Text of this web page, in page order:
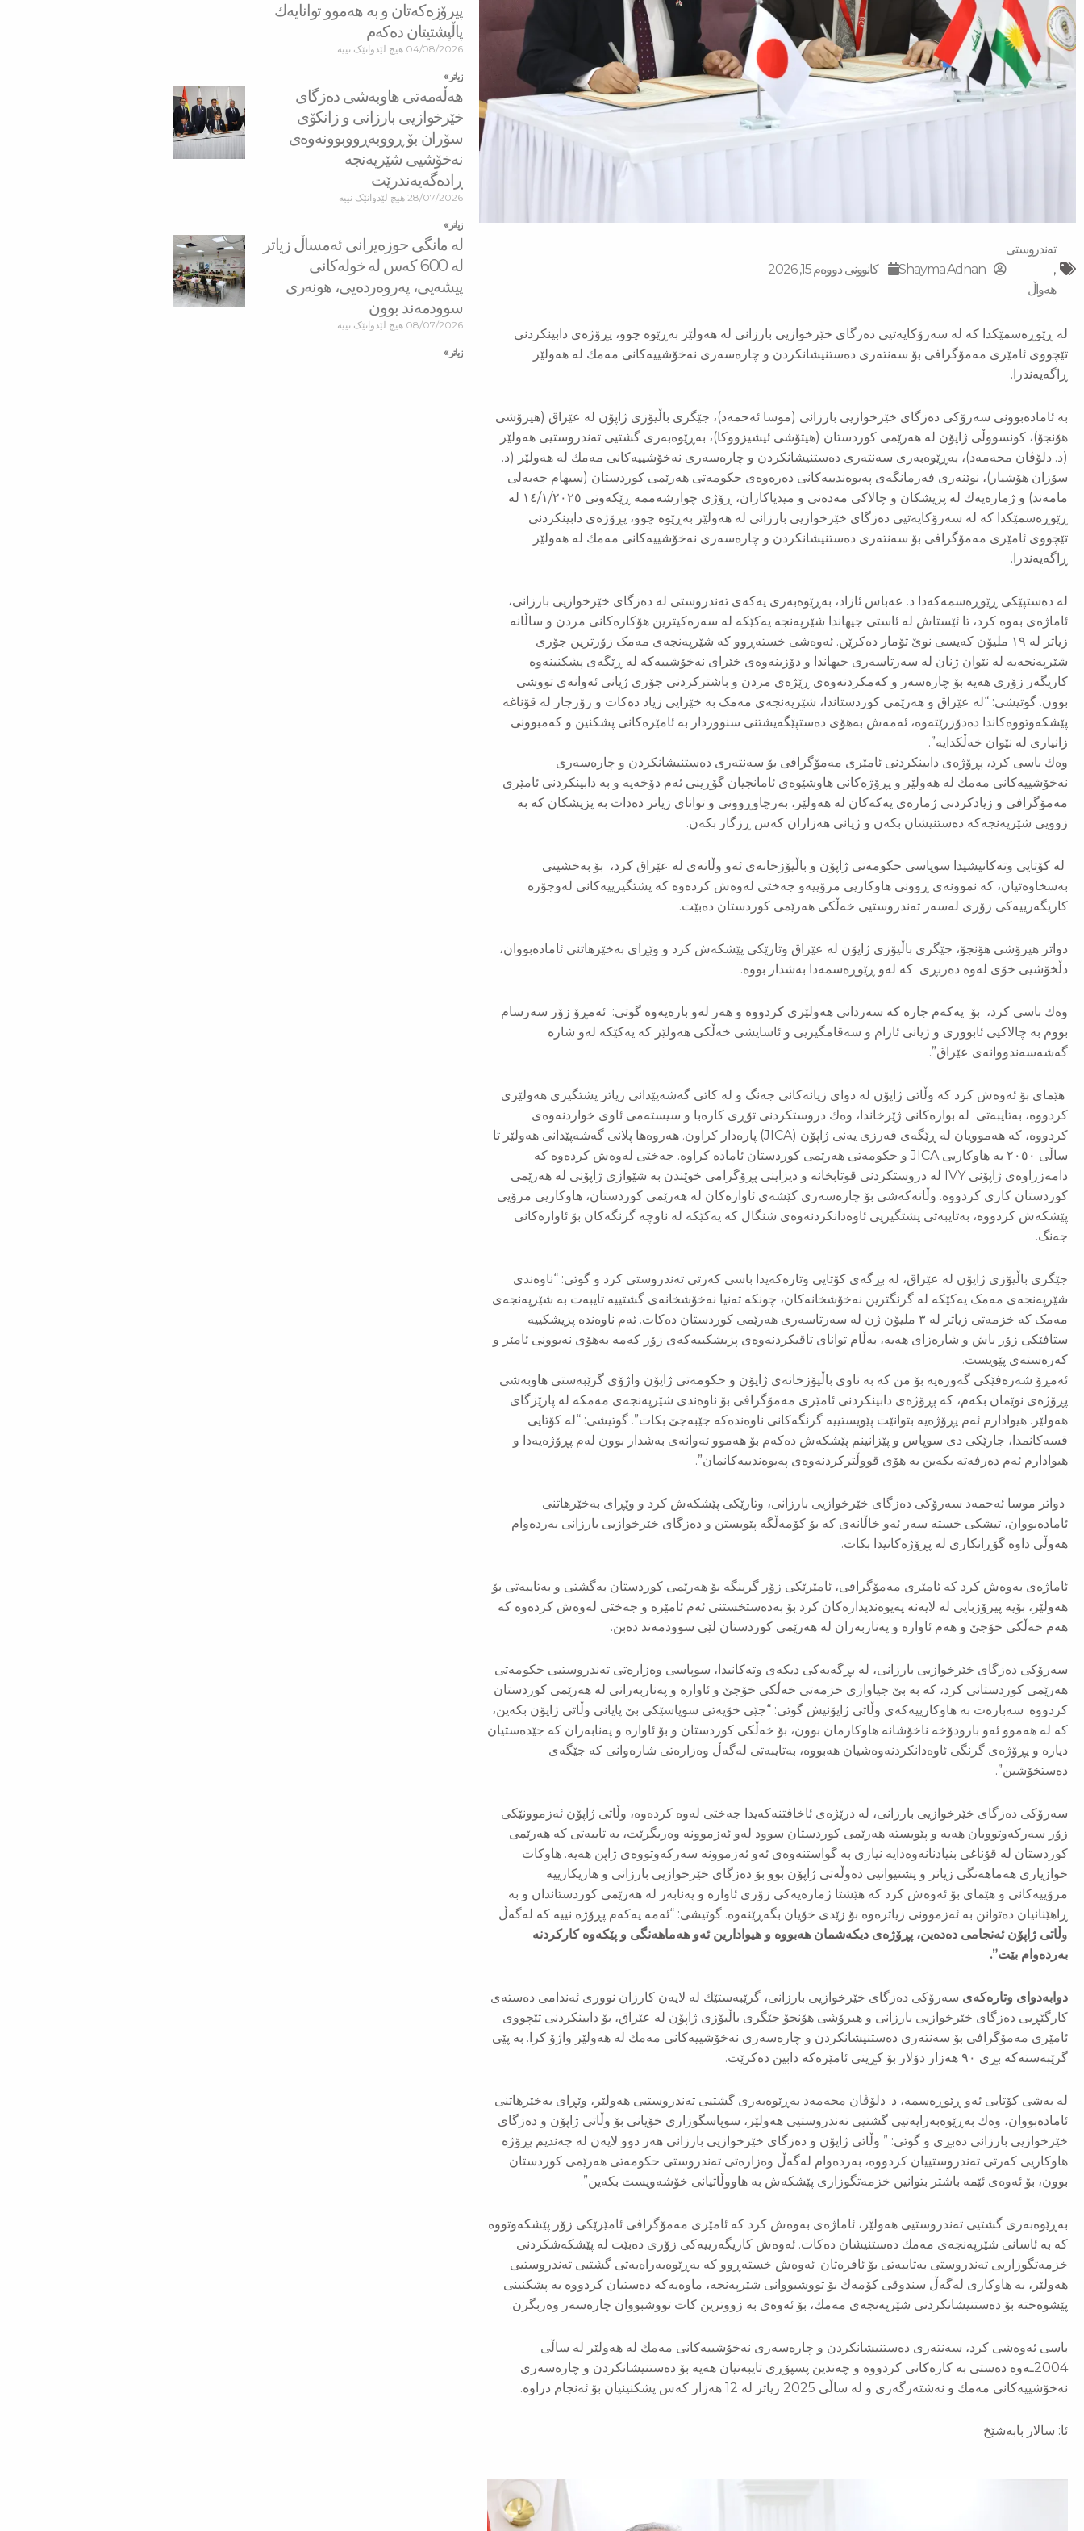
تەندروستی
,
‌‌هەواڵ
Shayma Adnan کانوونی دووەم 15, 2026
لە ڕێوڕەسمێكدا كە لە سەرۆكایەتیی دەزگای خێرخوازیی بارزانی لە هەولێر بەڕێوە چوو، پڕۆژەی دابینكردنی
تێچووی ئامێری مەمۆگرافی بۆ سەنتەری دەستنیشانكردن و چارەسەری نەخۆشییەكانی مەمك لە هەولێر
ڕاگەیەندرا.
بە ئامادەبوونی سەرۆكی دەزگای خێرخوازیی بارزانی (موسا ئەحمەد)، جێگری باڵیۆزی ژاپۆن لە عێراق (هیرۆشی
هۆنجۆ)، كونسووڵی ژاپۆن لە هەرێمی كوردستان (هیتۆشی ئیشیزووكا)، بەڕێوەبەری گشتیی تەندروستیی هەولێر
(د. دلۆڤان محەمەد)، بەڕێوەبەری سەنتەری دەستنیشانكردن و چارەسەری نەخۆشییەكانی مەمك لە هەولێر (د.
سۆزان هۆشیار)، نوێنەری فەرمانگەی پەیوەندییەكانی دەرەوەی حكومەتی هەرێمی كوردستان (سیهام جەبەلی
مامەند) و ژمارەیەك لە پزیشكان و چالاكی مەدەنی و میدیاكاران، ڕۆژی چوارشەممە ڕێكەوتی ١٤/١/٢٠٢٥ لە
ڕێوڕەسمێكدا كە لە سەرۆكایەتیی دەزگای خێرخوازیی بارزانی لە هەولێر بەڕێوە چوو، پڕۆژەی دابینكردنی
تێچووی ئامێری مەمۆگرافی بۆ سەنتەری دەستنیشانكردن و چارەسەری نەخۆشییەكانی مەمك لە هەولێر
ڕاگەیەندرا.
لە دەستپێكی ڕێوڕەسمەكەدا د. عەباس ئازاد، بەڕێوەبەری یەكەی تەندروستی لە دەزگای خێرخوازیی بارزانی،
ئاماژەی بەوە كرد، تا ئێستاش لە ئاستی جیهاندا شێرپەنجە یەکێکە لە سەرەکیترین هۆکارەکانی مردن و ساڵانە
زیاتر لە ١٩ ملیۆن کەیسی نوێ تۆمار دەکرێن. ئەوەشی خستەڕوو كە شێرپەنجەی مەمک زۆرترین جۆری
شێرپەنجەیە لە نێوان ژنان لە سەرتاسەری جیهاندا و دۆزینەوەی خێرای نەخۆشییەكە لە ڕێگەی پشکنینەوە
کاریگەر زۆری هەیە بۆ چارەسەر و کەمکردنەوەی ڕێژەی مردن و باشترکردنی جۆری ژیانی ئەوانەی تووشی
بوون. گوتیشی: “لە عێراق و هەرێمی کوردستاندا، شێرپەنجەی مەمک بە خێرایی زیاد دەکات و زۆرجار لە قۆناغە
پێشکەوتووەکاندا دەدۆزرێتەوە، ئەمەش بەهۆی دەستپێگەیشتنی سنووردار بە ئامێرەکانی پشکنین و کەمبوونی
زانیاری لە نێوان خەڵکدایە”.
وەك باسی كرد، پڕۆژەی دابینكردنی ئامێری مەمۆگرافی بۆ سەنتەری دەستنیشانكردن و چارەسەری
نەخۆشییەكانی مەمك لە هەولێر و پڕۆژەكانی هاوشێوەی ئامانجیان گۆڕینی ئەم دۆخەیە و بە دابینکردنی ئامێری
مەمۆگرافی و زیادکردنی ژمارەی یەکەکان لە هەولێر، بەرچاوڕوونی و توانای زیاتر دەدات بە پزیشکان کە بە
زوویی شێرپەنجەكە دەستنیشان بكەن و ژیانی هەزاران کەس ڕزگار بکەن.
لە كۆتایی وتەكانیشیدا سوپاسی حکومەتی ژاپۆن و باڵیۆزخانەی ئەو وڵاتەی لە عێراق كرد، بۆ بەخشینی
بەسخاوەتیان، کە نموونەی ڕوونی هاوکاریی مرۆییەو جەختی لەوەش كردەوە كە پشتگیرییەکانی لەوجۆرە
کاریگەرییەکی زۆری لەسەر تەندروستیی خەڵكی هەرێمی كوردستان دەبێت.
دواتر هیرۆشی هۆنجۆ، جێگری باڵیۆزی ژاپۆن لە عێراق وتارێكی پێشكەش كرد و وێڕای بەخێرهاتنی ئامادەبووان،
دڵخۆشیی خۆی لەوە دەربڕی کە لەو ڕێوڕەسمەدا بەشدار بووە.
وەك باسی كرد، بۆ یەکەم جارە كە سەردانی هەولێری كردووە و هەر لەو بارەیەوە گوتی: ئەمڕۆ زۆر سەرسام
بووم بە چالاکیی ئابووری و ژیانی ئارام و سەقامگیریی و ئاسایشی خەڵکی هەولێر كە یەکێکە لەو شارە
گەشەسەندووانەی عێراق”.
هێمای بۆ ئەوەش كرد كە وڵاتی ژاپۆن لە دوای زیانەکانی جەنگ و لە كاتی گەشەپێدانی زیاتر پشتگیری هەولێری
کردووە، بەتایبەتی لە بوارەکانی ژێرخاندا، وەك دروستکردنی تۆڕی کارەبا و سیستەمی ئاوی خواردنەوەی
کردووە، کە هەموویان لە ڕێگەی قەرزی یەنی ژاپۆن (JICA) پارەدار کراون. هەروەها پلانی گەشەپێدانی هەولێر تا
ساڵی ٢٠٥٠ بە هاوکاریی JICA و حکومەتی هەرێمی کوردستان ئامادە کراوە. جەختی لەوەش كردەوە كە
دامەزراوەی ژاپۆنی IVY لە دروستکردنی قوتابخانە و دیزاینی پڕۆگرامی خوێندن بە شێوازی ژاپۆنی لە هەرێمی
كوردستان کاری كردووە. وڵاتەكەشی بۆ چارەسەری کێشەی ئاوارەکان لە هەرێمی کوردستان، هاوکاریی مرۆیی
پێشکەش كردووە، بەتایبەتی پشتگیریی ئاوەدانکردنەوەی شنگال کە یەکێکە لە ناوچە گرنگەکان بۆ ئاوارەکانی
جەنگ.
جێگری باڵیۆزی ژاپۆن لە عێراق، لە بڕگەی كۆتایی وتارەكەیدا باسی كەرتی تەندروستی كرد و گوتی: “ناوەندی
شێرپەنجەی مەمک یەکێکە لە گرنگترین نەخۆشخانەکان، چونکە تەنیا نەخۆشخانەی گشتییە تایبەت بە شێرپەنجەی
مەمک کە خزمەتی زیاتر لە ٣ ملیۆن ژن لە سەرتاسەری هەرێمی کوردستان دەکات. ئەم ناوەندە پزیشکییە
ستافێکی زۆر باش و شارەزای هەیە، بەڵام توانای تاقیکردنەوەی پزیشکییەکەی زۆر کەمە بەهۆی نەبوونی ئامێر و
کەرەستەی پێویست.
ئەمڕۆ شەرەفێکی گەورەیە بۆ من کە بە ناوی باڵیۆزخانەی ژاپۆن و حکومەتی ژاپۆن واژۆی گرێبەستی هاوبەشی
پڕۆژەی نوێمان بکەم، كە پڕۆژەی دابینکردنی ئامێری مەمۆگرافی بۆ ناوەندی شێرپەنجەی مەمکە لە پارێزگای
هەولێر. هیوادارم ئەم پڕۆژەیە بتوانێت پێویستییە گرنگەکانی ناوەندەکە جێبەجێ بکات”. گوتیشی: “لە کۆتایی
قسەکانمدا، جارێکی دی سوپاس و پێزانینم پێشکەش دەکەم بۆ هەموو ئەوانەی بەشدار بوون لەم پڕۆژەیەدا و
هیوادارم ئەم دەرفەتە بکەین بە هۆی قووڵترکردنەوەی پەیوەندییەکانمان”.
دواتر موسا ئەحمەد سەرۆكی دەزگای خێرخوازیی بارزانی، وتارێكی پێشكەش كرد و وێڕای بەخێرهاتنی
ئامادەبووان، تیشكی خستە سەر ئەو خاڵانەی كە بۆ كۆمەڵگە پێویستن و دەزگای خێرخوازیی بارزانی بەردەوام
هەوڵی داوە گۆڕانكاری لە پڕۆژەكانیدا بكات.
ئاماژەی بەوەش كرد كە ئامێری مەمۆگرافی، ئامێرێكی زۆر گرینگە بۆ هەرێمی كوردستان بەگشتی و بەتایبەتی بۆ
هەولێر، بۆیە پیرۆزبایی لە لایەنە پەیوەندیدارەكان كرد بۆ بەدەستخستنی ئەم ئامێرە و جەختی لەوەش كردەوە كە
هەم خەڵكی خۆجێ و هەم ئاوارە و پەناربەران لە هەرێمی كوردستان لێی سوودمەند دەبن.
سەرۆكی دەزگای خێرخوازیی بارزانی، لە بڕگەیەكی دیكەی وتەكانیدا، سوپاسی وەزارەتی تەندروستیی حكومەتی
هەرێمی كوردستانی كرد، كە بە بێ جیاوازی خزمەتی خەڵكی خۆجێ و ئاوارە و پەناربەرانی لە هەرێمی كوردستان
كردووە. سەبارەت بە هاوكارییەكەی وڵاتی ژاپۆنیش گوتی: “جێی خۆیەتی سوپاسێكی بێ پایانی وڵاتی ژاپۆن بكەین،
كە لە هەموو ئەو بارودۆخە ناخۆشانە هاوكارمان بوون، بۆ خەڵكی كوردستان و بۆ ئاوارە و پەنابەران كە جێدەستیان
دیارە و پڕۆژەی گرنگی ئاوەدانكردنەوەشیان هەبووە، بەتایبەتی لەگەڵ وەزارەتی شارەوانی كە جێگەی
دەستخۆشین”.
سەرۆكی دەزگای خێرخوازیی بارزانی، لە درێژەی ئاخافتنەكەیدا جەختی لەوە كردەوە، وڵاتی ژاپۆن ئەزموونێكی
زۆر سەركەوتوویان هەیە و پێویستە هەرێمی كوردستان سوود لەو ئەزموونە وەربگرێت، بە تایبەتی كە هەرێمی
كوردستان لە قۆناغی بنیادنانەوەدایە نیازی بە گواستنەوەی ئەو ئەزموونە سەركەوتووەی ژاپن هەیە. هاوكات
خوازیاری هەماهەنگی زیاتر و پشتیوانیی دەوڵەتی ژاپۆن بوو بۆ دەزگای خێرخوازیی بارزانی و هاریكارییە
مرۆییەكانی و هێمای بۆ ئەوەش كرد كە هێشتا ژمارەیەكی زۆری ئاوارە و پەنابەر لە هەرێمی كوردستاندان و بە
ڕاهێنانیان دەتوانن بە ئەزموونی زیاترەوە بۆ زێدی خۆیان بگەڕێنەوە. گوتیشی: “ئەمە یەكەم پڕۆژە نییە كە لەگەڵ
وڵاتی ژاپۆن ئەنجامی دەدەین، پڕۆژەی دیكەشمان هەبووە و هیوادارین ئەو هەماهەنگی و پێكەوە كاركردنە
بەردەوام بێت”.
دوابەدوای وتارەكەی سەرۆكی دەزگای خێرخوازیی بارزانی، گرێبەستێك لە لایەن كارزان نووری ئەندامی دەستەی
كارگێڕیی دەزگای خێرخوازیی بارزانی و هیرۆشی هۆنجۆ جێگری باڵیۆزی ژاپۆن لە عێراق، بۆ دابینكردنی تێچووی
ئامێری مەمۆگرافی بۆ سەنتەری دەستنیشانكردن و چارەسەری نەخۆشییەكانی مەمك لە هەولێر واژۆ كرا. بە پێی
گرێبەستەكە بڕی ٩٠ هەزار دۆلار بۆ كڕینی ئامێرەكە دابین دەكرێت.
لە بەشی كۆتایی ئەو ڕێوڕەسمە، د. دلۆڤان محەمەد بەڕێوەبەری گشتیی تەندروستیی هەولێر، وێڕای بەخێرهاتنی
ئامادەبووان، وەك بەڕێوەبەرایەتیی گشتیی تەندروستیی هەولێر، سوپاسگوزاری خۆیانی بۆ وڵاتی ژاپۆن و دەزگای
خێرخوازیی بارزانی دەبڕی و گوتی: ” وڵاتی ژاپۆن و دەزگای خێرخوازیی بارزانی هەر دوو لایەن لە چەندیم پڕۆژە
هاوكاریی كەرتی تەندروستییان كردووە، بەردەوام لەگەڵ وەزارەتی تەندروستی حكومەتی هەرێمی كوردستان
بوون، بۆ ئەوەی ئێمە باشتر بتوانین خزمەتگوزاری پێشكەش بە هاووڵاتیانی خۆشەویست بكەین”.
بەڕێوەبەری گشتیی تەندروستیی هەولێر، ئاماژەی بەوەش كرد كە ئامێری مەمۆگرافی ئامێرێكی زۆر پێشكەوتووە
كە بە ئاسانی شێرپەنجەی مەمك دەستنیشان دەكات. ئەوەش كاریگەرییەكی زۆری دەبێت لە پێشكەشكردنی
خزمەتگوزاریی تەندروستی بەتایبەتی بۆ ئافرەتان. ئەوەش خستەڕوو كە بەڕێوەبەراەیەتی گشتیی تەندروستیی
هەولێر، بە هاوكاری لەگەڵ سندوقی كۆمەك بۆ تووشبووانی شێرپەنجە، ماوەیەكە دەستیان كردووە بە پشكنینی
پێشوەختە بۆ دەستنیشانكردنی شێرپەنجەی مەمك، بۆ ئەوەی بە زووترین كات تووشبووان چارەسەر وەربگرن.
باسی ئەوەشی كرد، سەنتەری دەستنیشانكردن و چارەسەری نەخۆشییەكانی مەمك لە هەولێر لە ساڵی
2004ـەوە دەستی بە كارەكانی كردووە و چەندین پسپۆڕی تایبەتیان هەیە بۆ دەستنیشانكردن و چارەسەری
نەخۆشییەكانی مەمك و نەشتەرگەری و لە ساڵی 2025 زیاتر لە 12 هەزار كەس پشكنینیان بۆ ئەنجام دراوە.
ئا: سالار بابەشێخ
پیرۆزەكەتان و بە هەموو توانایەك
پاڵپشتیتان دەكەم
04/08/2026 هیچ لێدوانێک نییە
زیاتر »
هه‌ڵه‌مه‌تی هاو‌به‌شی ده‌زگای
خێرخوازیی بارزانی و زانكۆی
سۆران بۆ ڕووبه‌ڕووبوونه‌وه‌ی
نه‌خۆشیی شێرپه‌نجه‌
ڕاده‌گه‌یه‌ندرێت
28/07/2026 هیچ لێدوانێک نییە
زیاتر »
لە مانگی حوزەیرانی ئەمساڵ زیاتر
له‌ 600 كه‌س له‌ خولەكانی
پیشەیی، پەروەردەیی، هونەری
سوودمه‌ند بوون
08/07/2026 هیچ لێدوانێک نییە
زیاتر »